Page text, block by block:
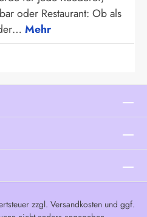
oder Restaurant: Ob als
Mehr
zzgl. Versandkostenund ggf.